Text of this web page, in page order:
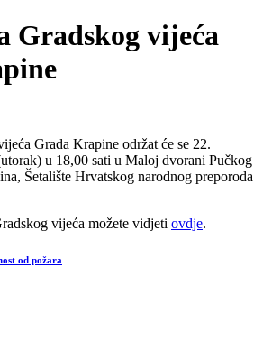
Gradskog vijeća
Grada Krapine održat će se 22.
u 18,00 sati u Maloj dvorani Pučkog
Šetalište Hrvatskog narodnog preporoda
vijeća možete vidjeti ovdje.
od požara